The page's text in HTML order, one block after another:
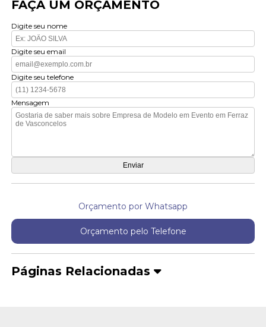
FAÇA UM ORÇAMENTO
Digite seu nome
Digite seu email
Digite seu telefone
Mensagem
Orçamento por Whatsapp
Orçamento pelo Telefone
Páginas Relacionadas